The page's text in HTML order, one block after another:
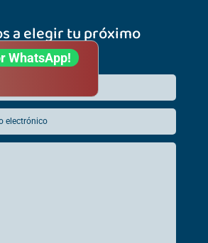
a elegir tu próximo
WhatsApp!